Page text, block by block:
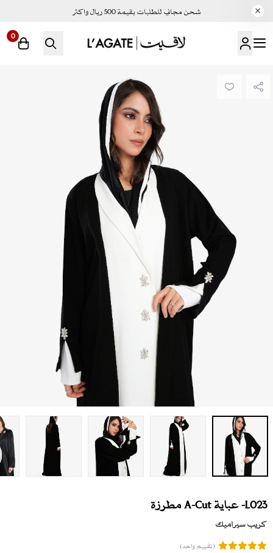
شحن مجاني للطلبات بقيمة 500 ريال واكثر
لاقيت | LAGATE
0
L023- عباية A-Cut مطرزة
كريب سيراميك
(تقييم واحد)